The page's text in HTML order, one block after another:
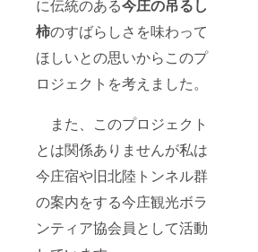
に伝統のある今庄の吊るし
柿のすばらしさを味わって
ほしいとの思いからこのプ
ロジェクトを考えました。
また、このプロジェクト
とは関係ありませんが私は
今庄宿や旧北陸トンネル群
の案内をする今庄観光ボラ
ンティア協会員として活動